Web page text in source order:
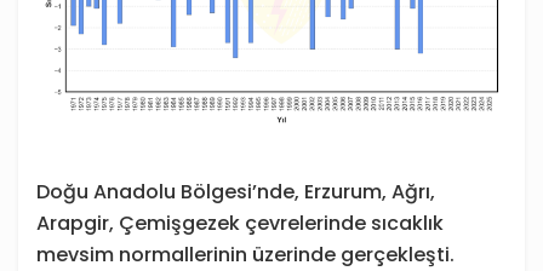
Doğu Anadolu Bölgesi’nde, Erzurum, Ağrı,
Arapgir, Çemişgezek çevrelerinde sıcaklık
mevsim normallerinin üzerinde gerçekleşti.